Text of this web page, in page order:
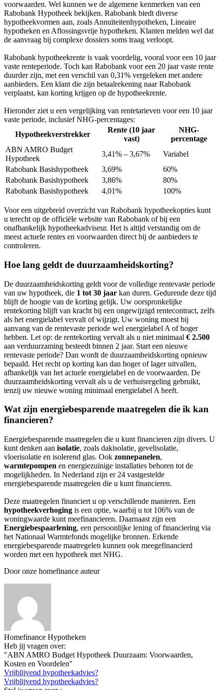
voorwaarden. Wel kunnen we de algemene kenmerken van een
Rabobank Hypotheek bekijken. Rabobank biedt diverse
hypotheekvormen aan, zoals Annuïteitenhypotheken, Lineaire
hypotheken en Aflossingsvrije hypotheken. Klanten melden wel dat
de aanvraag bij complexe dossiers soms traag verloopt.
Rabobank hypotheekrente is vaak voordelig, vooral voor een 10 jaar
vaste renteperiode. Toch kan Rabobank voor een 20 jaar vaste rente
duurder zijn, met een verschil van 0,31% vergeleken met andere
aanbieders. Een klant die zijn betaalrekening naar Rabobank
verplaatst, kan korting krijgen op de hypotheekrente.
Hieronder ziet u een vergelijking van rentetarieven voor een 10 jaar
vaste periode, inclusief NHG-percentages:
Hypotheekverstrekker
Rente (10 jaar
vast)
NHG-
percentage
ABN AMRO Budget
Hypotheek
3,41% – 3,67%
Variabel
Rabobank Basishypotheek
3,69%
60%
Rabobank Basishypotheek
3,86%
80%
Rabobank Basishypotheek
4,01% 100%
Voor een uitgebreid overzicht van Rabobank hypotheekopties kunt
u terecht op de officiële website van Rabobank of bij een
onafhankelijk hypotheekadviseur. Het is altijd verstandig om de
meest actuele rentes en voorwaarden direct bij de aanbieders te
controleren.
Hoe lang geldt de duurzaamheidskorting?
De duurzaamheidskorting geldt voor de volledige rentevaste periode
van uw hypotheek, die 1 tot 30 jaar kan duren. Gedurende deze tijd
blijft de hoogte van de korting gelijk. Uw oorspronkelijke
rentekorting blijft van kracht bij een ongewijzigd rentecontract, zelfs
als het energielabel vervalt of wijzigt. Uw woning moest bij
aanvang van de rentevaste periode wel energielabel A of hoger
hebben. Let op: de rentekorting vervalt als u niet minimaal € 2.500
aan verduurzaming besteedt binnen 2 jaar. Start een nieuwe
rentevaste periode? Dan wordt de duurzaamheidskorting opnieuw
bepaald. Het recht op korting kan dan hoger of lager uitvallen,
afhankelijk van het actuele energielabel en de voorwaarden. De
duurzaamheidskorting vervalt als u de verhuisregeling gebruikt,
tenzij uw nieuwe woning minimaal energielabel A heeft.
Wat zijn energiebesparende maatregelen die ik kan
financieren?
Energiebesparende maatregelen die u kunt financieren zijn divers. U
kunt denken aan isolatie, zoals dakisolatie, gevelisolatie,
vloerisolatie en isolerend glas. Ook zonnepanelen,
warmtepompen en energiezuinige installaties behoren tot de
mogelijkheden. In Nederland zijn er 24 vastgestelde
energiebesparende maatregelen die u kunt financieren.
Deze maatregelen financiert u op verschillende manieren. Een
hypotheekverhoging is een optie, waarbij u tot 106% van de
woningwaarde kunt meefinancieren. Daarnaast zijn een
Energiebespaarlening, een persoonlijke lening of financiering via
het Nationaal Warmtefonds mogelijke bronnen. Erkende
energiebesparende maatregelen kunnen ook meegefinancierd
worden met een hypotheek met NHG.
Door onze homefinance auteur
Homefinance Hypotheken
Heb jij vragen over:
"ABN AMRO Budget Hypotheek Duurzaam: Voorwaarden,
Kosten en Voordelen"
Vrijblijvend hypotheekadvies?
Vrijblijvend hypotheekadvies?